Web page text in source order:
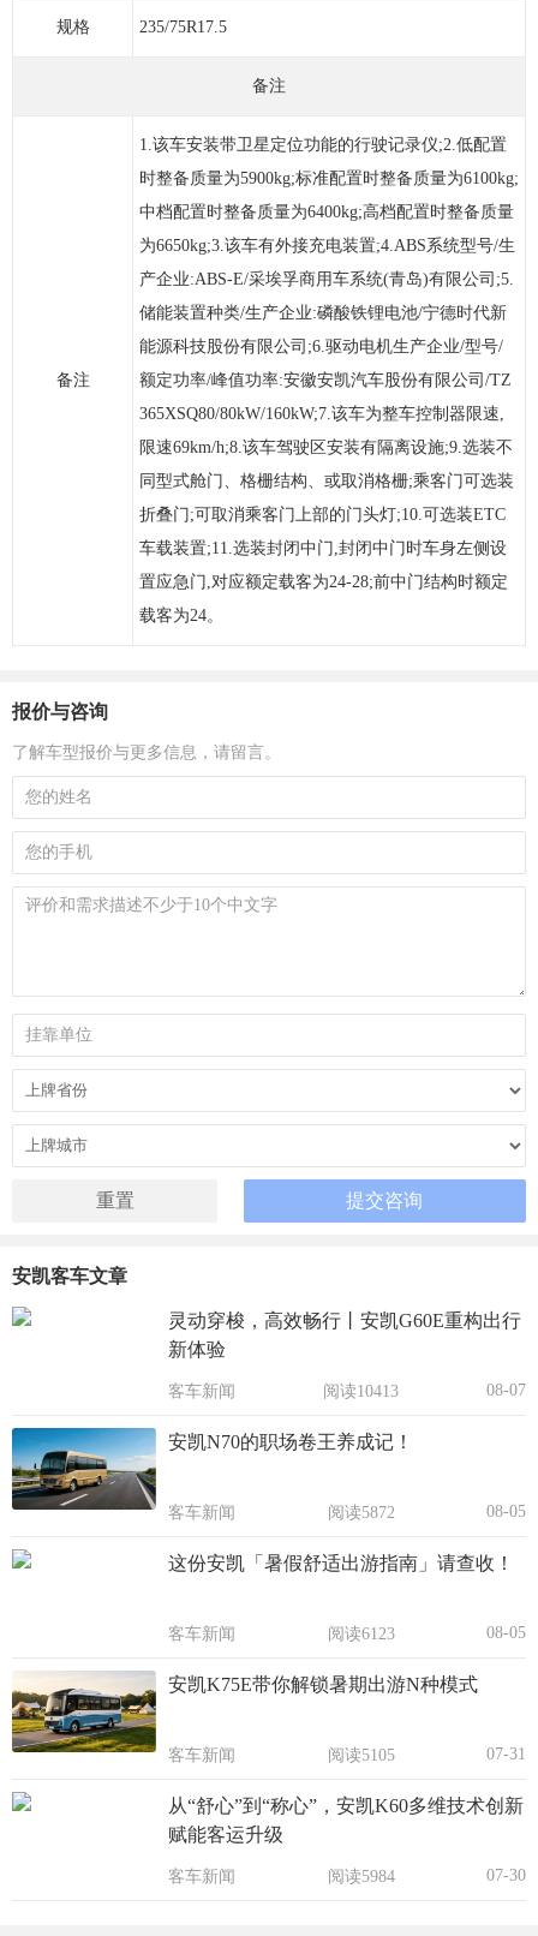
规格 235/75R17.5
备注
备注
1.该车安装带卫星定位功能的行驶记录仪;2.低配置
时整备质量为5900kg;标准配置时整备质量为6100kg;
中档配置时整备质量为6400kg;高档配置时整备质量
为6650kg;3.该车有外接充电装置;4.ABS系统型号/生
产企业:ABS-E/采埃孚商用车系统(青岛)有限公司;5.
储能装置种类/生产企业:磷酸铁锂电池/宁德时代新
能源科技股份有限公司;6.驱动电机生产企业/型号/
额定功率/峰值功率:安徽安凯汽车股份有限公司/TZ
365XSQ80/80kW/160kW;7.该车为整车控制器限速,
限速69km/h;8.该车驾驶区安装有隔离设施;9.选装不
同型式舱门、格栅结构、或取消格栅;乘客门可选装
折叠门;可取消乘客门上部的门头灯;10.可选装ETC
车载装置;11.选装封闭中门,封闭中门时车身左侧设
置应急门,对应额定载客为24-28;前中门结构时额定
载客为24。
报价与咨询
了解车型报价与更多信息，请留言。
安凯客车文章
灵动穿梭，高效畅行丨安凯G60E重构出行
新体验
客车新闻 阅读10413 08-07
安凯N70的职场卷王养成记！
客车新闻 阅读5872 08-05
这份安凯「暑假舒适出游指南」请查收！
客车新闻 阅读6123 08-05
安凯K75E带你解锁暑期出游N种模式
客车新闻 阅读5105 07-31
从“舒心”到“称心”，安凯K60多维技术创新
赋能客运升级
客车新闻 阅读5984 07-30